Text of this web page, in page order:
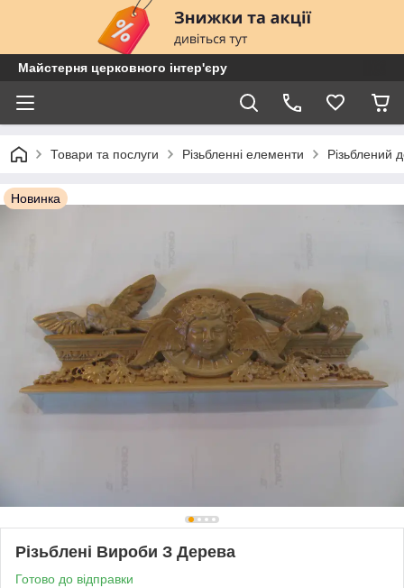
Майстерня церковного інтер'єру
Товари та послуги Різьбленні елементи Різьблений
Новинка
Різьблені Вироби З Дерева
Готово до відправки